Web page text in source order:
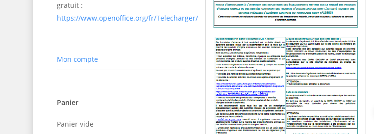
gratuit :
https://www.openoffice.org/fr/Telecharger/
Mon compte
Panier
Panier vide